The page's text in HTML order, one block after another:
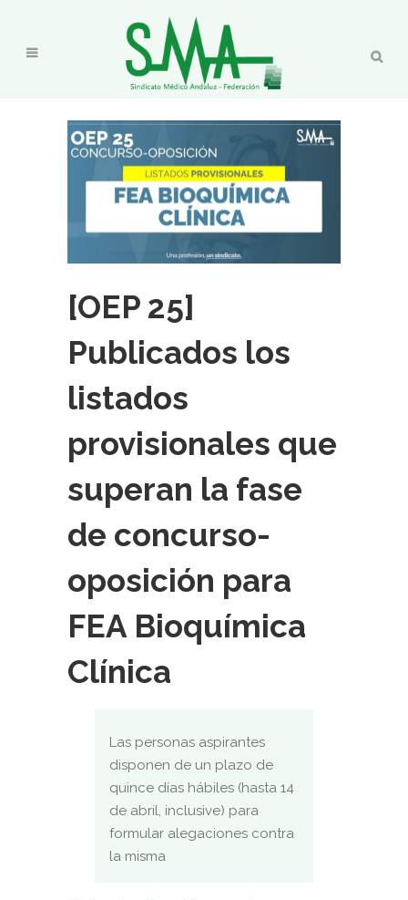
[OEP 25]
Publicados los
listados
provisionales que
superan la fase
de concurso-
oposición para
FEA Bioquímica
Clínica
Las personas aspirantes
disponen de un plazo de
quince días hábiles (hasta 14
de abril, inclusive) para
formular alegaciones contra
la misma